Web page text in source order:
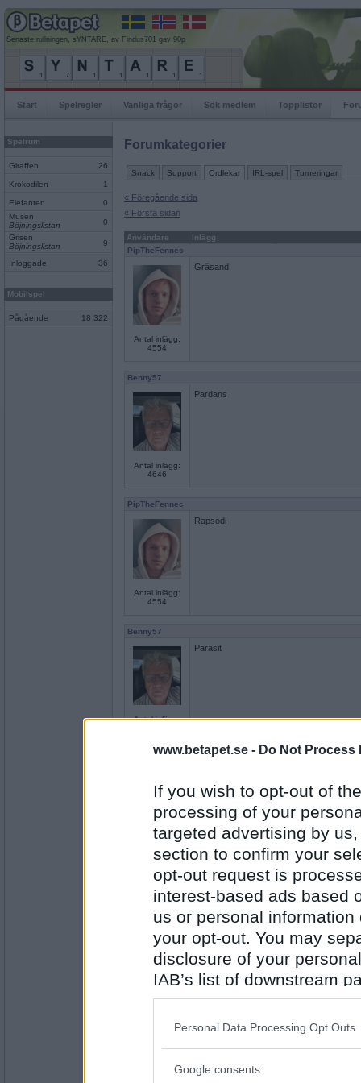
www.betapet.se - Do Not Process
If you wish to opt-out of
processing of your
targeted advertising by
section to confirm your
opt-out request is
interest-based ads based
us or personal
your opt-out. You may
disclosure of your
IAB’s list of downstream
also be disclosed by us
Downstream Participants
Please note that this
Personal Data Processing Opt Outs
Google consents
Senaste rullningen, sYNTARE, av Findus701 gav 90p
Start Spelregler Vanliga frågor Sök medlem Topplistor
Spelrum
Giraffen 26
Krokodilen 1
Elefanten
0
Musen
Böjningslistan
0
Grisen
Böjningslistan
9
Inloggade 36
Mobilspel
Pågående 18 322
Forumkategorier
Snack Support Ordlekar IRL-spel Turneringar
« Föregående sida
« Första sidan
Användare
Inlägg
PipTheFennec
Antal inlägg:
4554
Gräsand
Benny57
Antal inlägg:
4646
Pardans
PipTheFennec
Antal inlägg:
4554
Rapsodi
Benny57
Antal inlägg:
Parasit
4554
Antal inlägg:
4646
Prisras
Aspirin